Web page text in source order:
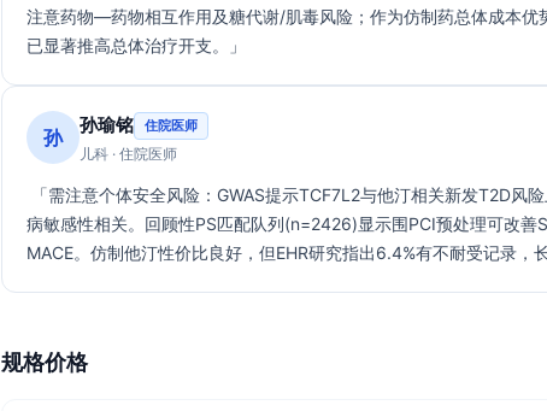
注意药物—药物相互作用及糖代谢/肌毒风险；作为仿制药总体成本优
已显著推高总体治疗开支。」
孙 孙瑜铭 住院医师
儿科 · 住院医师
病敏感性相关。回顾性PS匹配队列(n=2426)显示围PCI预处理可改善
MACE。仿制他汀性价比良好，但EHR研究指出6.4%有不耐受记录，
规格价格